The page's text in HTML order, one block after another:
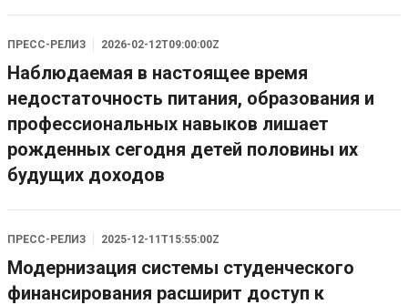
ПРЕСС-РЕЛИЗ 2026-02-12T09:00:00Z
Наблюдаемая в настоящее время
недостаточность питания, образования и
профессиональных навыков лишает
рожденных сегодня детей половины их
будущих доходов
ПРЕСС-РЕЛИЗ 2025-12-11T15:55:00Z
Модернизация системы студенческого
финансирования расширит доступ к